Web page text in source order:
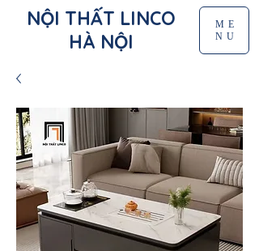
NỘI THẤT LINCO
HÀ NỘI
ME
NU